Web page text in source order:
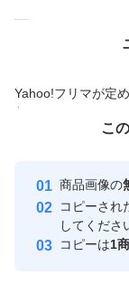
Yahoo!フリマが定
付与しています
安心取引出品者
取引実績
価格の
こ
商品画像の
コピーされ
してくださ
コピーは1
この商品をみて